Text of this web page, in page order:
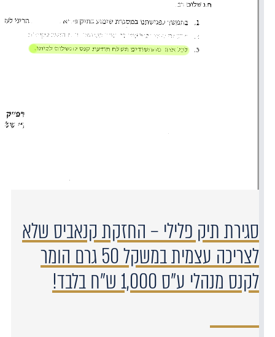
סגירת תיק פלילי – החזקת קנאביס שלא
לצריכה עצמית במשקל 50 גרם הומר
לקנס מנהלי ע"ס 1,000 ש"ח בלבד!